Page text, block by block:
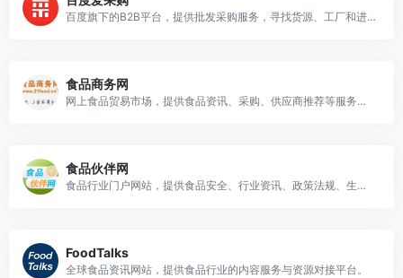
百度旗下的B2B平台，提供批发采购服务，寻找货源、工厂和进货渠道。
食品商务网
网上食品贸易市场，提供食品资讯、采购、供应商推荐等服务的门户网站。
食品伙伴网
食品行业门户网站，提供食品安全、行业资讯、政策法规、生产技术、质量管理等服务
FoodTalks
全球食品资讯网站，提供食品行业的内容服务与资源对接平台。